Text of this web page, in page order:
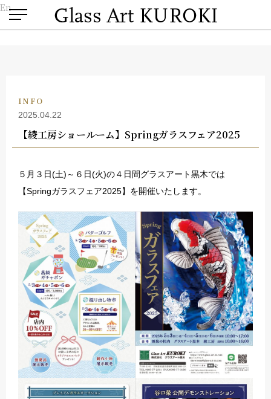
En
INFO
2025.04.22
【綾工房ショールーム】Springガラスフェア2025
５月３日(土)～６日(火)の４日間グラスアート黒木では
【Springガラスフェア2025】を開催いたします。